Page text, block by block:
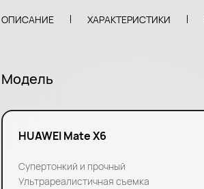
ОПИСАНИЕ ХАРАКТЕРИСТИКИ
Модель
HUAWEI Mate X6
Супертонкий и прочный
Ультрареалистичная съемка